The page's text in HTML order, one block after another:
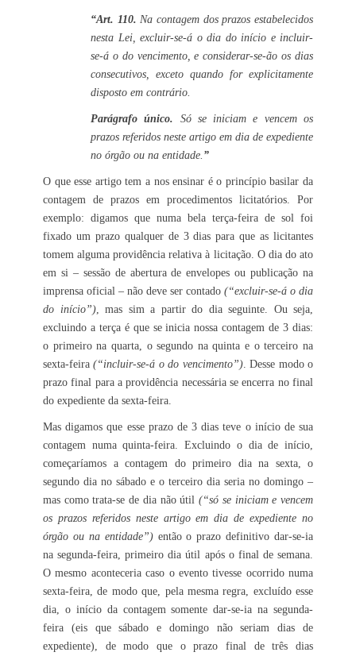
“Art. 110. Na contagem dos prazos estabelecidos
nesta Lei, excluir-se-á o dia do início e incluir-
se-á o do vencimento, e considerar-se-ão os dias
consecutivos, exceto quando for explicitamente
disposto em contrário.
Parágrafo único. Só se iniciam e vencem os
prazos referidos neste artigo em dia de expediente
no órgão ou na entidade. ”
O que esse artigo tem a nos ensinar é o princípio basilar da
contagem de prazos em procedimentos licitatórios. Por
exemplo: digamos que numa bela terça-feira de sol foi
fixado um prazo qualquer de 3 dias para que as licitantes
tomem alguma providência relativa à licitação. O dia do ato
em si – sessão de abertura de envelopes ou publicação na
imprensa oficial – não deve ser contado (“excluir-se-á o dia
do início”), mas sim a partir do dia seguinte. Ou seja,
excluindo a terça é que se inicia nossa contagem de 3 dias:
o primeiro na quarta, o segundo na quinta e o terceiro na
sexta-feira(“incluir-se-á o do vencimento”). Desse modo o
prazo final para a providência necessária se encerra no final
do expediente da sexta-feira.
Mas digamos que esse prazo de 3 dias teve o início de sua
contagem numa quinta-feira. Excluindo o dia de início,
começaríamos a contagem do primeiro dia na sexta, o
segundo dia no sábado e o terceiro dia seria no domingo –
mas como trata-se de dia não útil(“só se iniciam e vencem
os prazos referidos neste artigo em dia de expediente no
órgão ou na entidade”)então o prazo definitivo dar-se-ia
na segunda-feira, primeiro dia útil após o final de semana.
O mesmo aconteceria caso o evento tivesse ocorrido numa
sexta-feira, de modo que, pela mesma regra, excluído esse
dia, o início da contagem somente dar-se-ia na segunda-
feira (eis que sábado e domingo não seriam dias de
expediente), de modo que o prazo final de três dias